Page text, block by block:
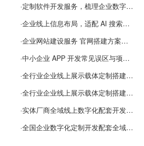
·定制软件开发服务，梳理企业数字化落地常见难点
·企业线上信息布局，适配 AI 搜索需要留意这些要点
·企业网站建设服务 官网搭建方案经验分享
·中小企业 APP 开发常见误区与项目规划实用经验
·全行业企业线上展示载体定制搭建服务
·全行业企业线上展示载体定制搭建服务
·实体厂商全域线上数字化配套开发与地域检索优化服务
·全国企业数字化定制开发配套全域搜索优化服务